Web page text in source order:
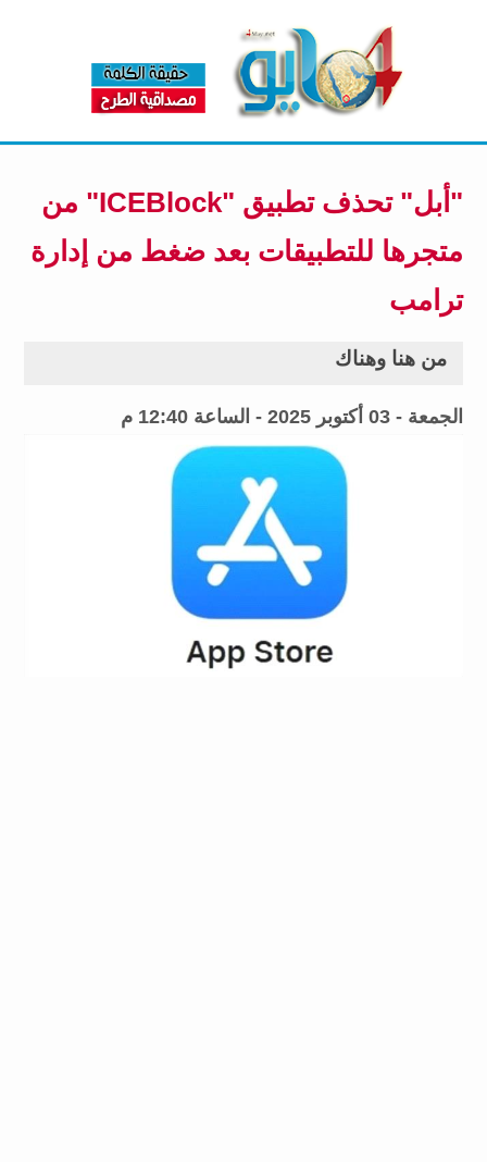
"أبل" تحذف تطبيق "ICEBlock" من
متجرها للتطبيقات بعد ضغط من إدارة
ترامب
من هنا وهناك
الجمعة - 03 أكتوبر 2025 - الساعة 12:40 م